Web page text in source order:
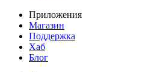
Приложения
Магазин
Поддержка
Хаб
Блог